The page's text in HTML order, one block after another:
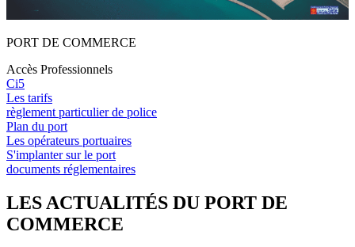
PORT DE COMMERCE
Accès Professionnels
Ci5
Les tarifs
règlement particulier de police
Plan du port
Les opérateurs portuaires
S'implanter sur le port
documents réglementaires
LES ACTUALITÉS DU PORT DE
COMMERCE